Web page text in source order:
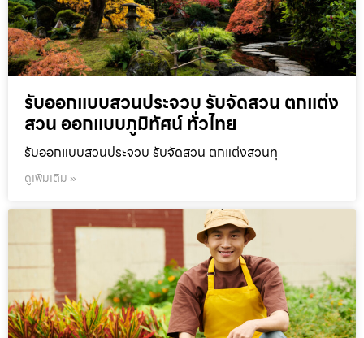
รับออกแบบสวนประจวบ รับจัดสวน ตกแต่ง
สวน ออกแบบภูมิทัศน์ ทั่วไทย
รับออกแบบสวนประจวบ รับจัดสวน ตกแต่งสวนทุ
ดูเพิ่มเติม »